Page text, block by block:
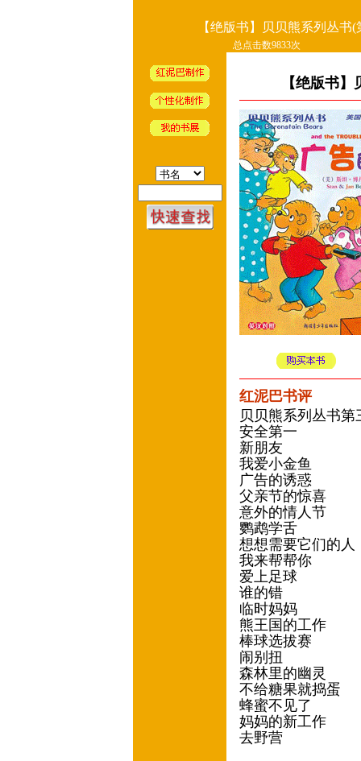
【绝版书】贝贝熊系列丛书
总点击数9833次
【绝版书
红泥巴书评
贝贝熊系列丛书
安全第一
新朋友
我爱小金鱼
广告的诱惑
父亲节的惊喜
意外的情人节
鹦鹉学舌
想想需要它们的人
我来帮帮你
爱上足球
谁的错
临时妈妈
熊王国的工作
棒球选拔赛
闹别扭
森林里的幽灵
不给糖果就捣蛋
蜂蜜不见了
妈妈的新工作
去野营